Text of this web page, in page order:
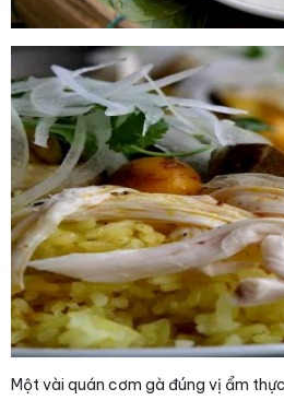
Một vài quán cơm gà đúng vị ẩm